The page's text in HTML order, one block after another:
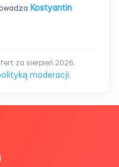
Kostyantin
za sierpień 2026.
moderacji.